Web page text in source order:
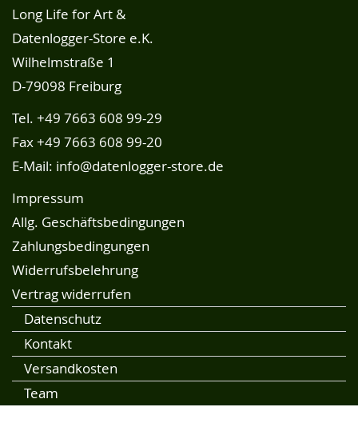
Long Life for Art &
Datenlogger-Store e.K.
Wilhelmstraße 1
D-79098 Freiburg
Tel. +49 7663 608 99-29
Fax +49 7663 608 99-20
E-Mail: info@datenlogger-store.de
Impressum
Allg. Geschäftsbedingungen
Zahlungsbedingungen
Widerrufsbelehrung
Vertrag widerrufen
Datenschutz
Kontakt
Versandkosten
Team